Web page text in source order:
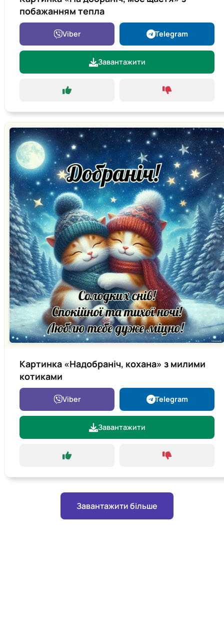
побажанням тепла
Viber Telegram
Завантажити
Картинка «Надобраніч, кохана» з милими
котиками
Viber Telegram
Завантажити
Завантажити більше